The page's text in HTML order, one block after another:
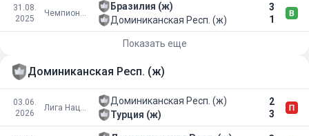
31.08.
2025
Чемпионат мира
Бразилия (ж)
3
1
Доминиканская Респ. (ж)
Показать еще
Доминиканская Респ. (ж)
03.06.
2026
Лига Наций
Доминиканская Респ. (ж)
2
3
Турция (ж)